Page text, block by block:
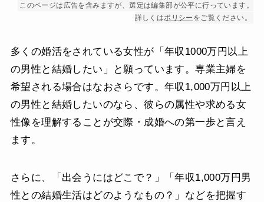
このページは広告を含みますが、選定は編集部が公平に行っています。
詳しくはポリシー をご覧ください。
多くの婚活をされている女性が「年収1000万円以上
の男性と結婚したい」と願っています。専業主婦を
希望される場合はなおさらです。年収1,000万円以上
の男性と結婚したいのなら、彼らの属性や求める女
性像を理解することが交際・成婚への第一歩と言え
ます。
さらに、「出会うにはどこで？」「年収1,000万円男
性との結婚生活はどのようなもの？」などを把握す